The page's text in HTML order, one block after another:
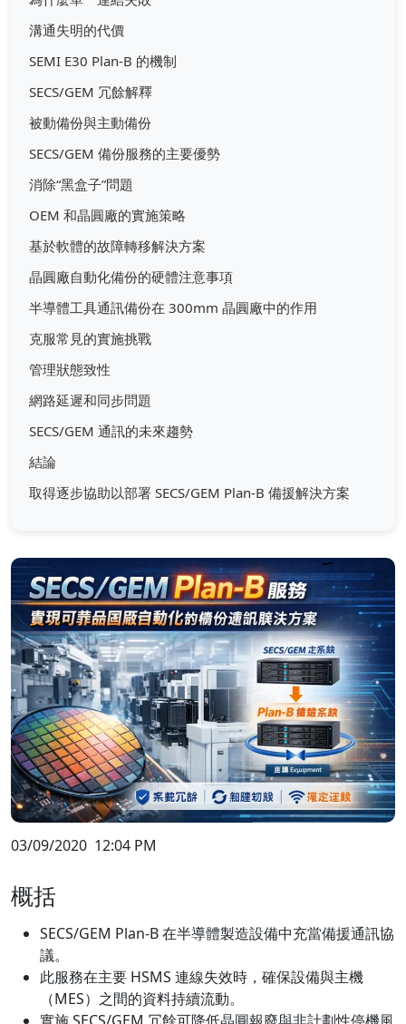
溝通失明的代價
SEMI E30 Plan-B 的機制
SECS/GEM 冗餘解釋
被動備份與主動備份
SECS/GEM 備份服務的主要優勢
消除“黑盒子”問題
OEM 和晶圓廠的實施策略
基於軟體的故障轉移解決方案
晶圓廠自動化備份的硬體注意事項
半導體工具通訊備份在 300mm 晶圓廠中的作用
克服常見的實施挑戰
管理狀態致性
網路延遲和同步問題
SECS/GEM 通訊的未來趨勢
結論
取得逐步協助以部署 SECS/GEM Plan-B 備援解決方案
03/09/2020 12:04 PM
概括
SECS/GEM Plan-B 在半導體製造設備中充當備援通訊協
議。
此服務在主要 HSMS 連線失效時，確保設備與主機
（MES）之間的資料持續流動。